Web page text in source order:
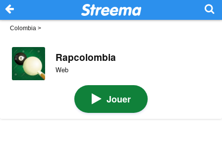
Colombia >
Rapcolombia
Web
Jouer